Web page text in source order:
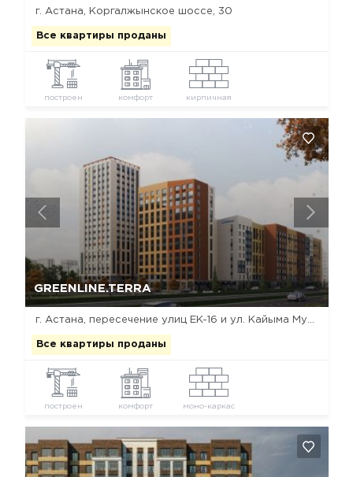
г. Астана, Коргалжынское шоссе, 30
Все квартиры проданы
построен комфорт кирпичная
GREENLINE.TERRA
Все квартиры проданы
построен комфорт моно-каркас
Да, удалить Отмена